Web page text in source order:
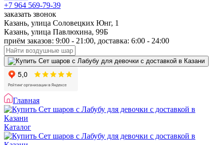
+7 964 569-79-39
заказать звонок
Казань, улица Соловецких Юнг, 1
Казань, улица Павлюхина, 99Б
приём заказов: 9:00 - 21:00, доставка: 6:00 - 24:00
Главная
Каталог